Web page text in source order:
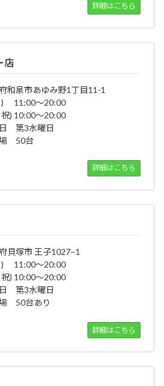
詳細はこちら
店
和泉市あゆみ野1丁目11-1
) 11:00～20:00
) 10:00～20:00
第3水曜日
50台
詳細はこちら
貝塚市 王子1027−1
) 11:00～20:00
) 10:00～20:00
第3水曜日
50台あり
詳細はこちら